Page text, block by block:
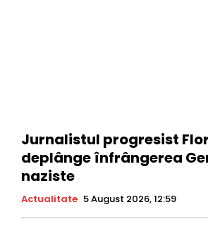
Jurnalistul progresist
deplânge înfrângerea
naziste
Actualitate 5 August 2026, 12:59